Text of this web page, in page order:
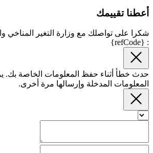
أعطنا تقييمك
شكرا على تواصلك مع وزارة التغير المناخي
: {refCode}
حدث خطأ أثناء حفظ المعلومات الخاصة بك.
المعلومات المدخلة وإرسالها مرة أخرى.